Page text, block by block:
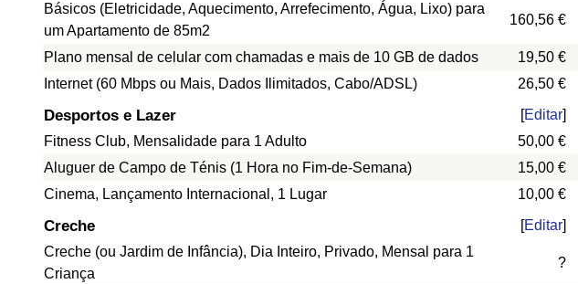
Básicos (Eletricidade, Aquecimento, Arrefecimento, Água, Lixo) para
um Apartamento de 85m2
160,56 €
Plano mensal de celular com chamadas e mais de 10 GB de dados 19,50 €
Internet (60 Mbps ou Mais, Dados Ilimitados, Cabo/ADSL) 26,50 €
Desportos e Lazer [Editar]
Fitness Club, Mensalidade para 1 Adulto
50,00 €
Aluguer de Campo de Ténis (1 Hora no Fim-de-Semana)
15,00 €
Cinema, Lançamento Internacional, 1 Lugar
10,00 €
Creche [Editar]
Creche (ou Jardim de Infância), Dia Inteiro, Privado, Mensal para 1
Criança
?